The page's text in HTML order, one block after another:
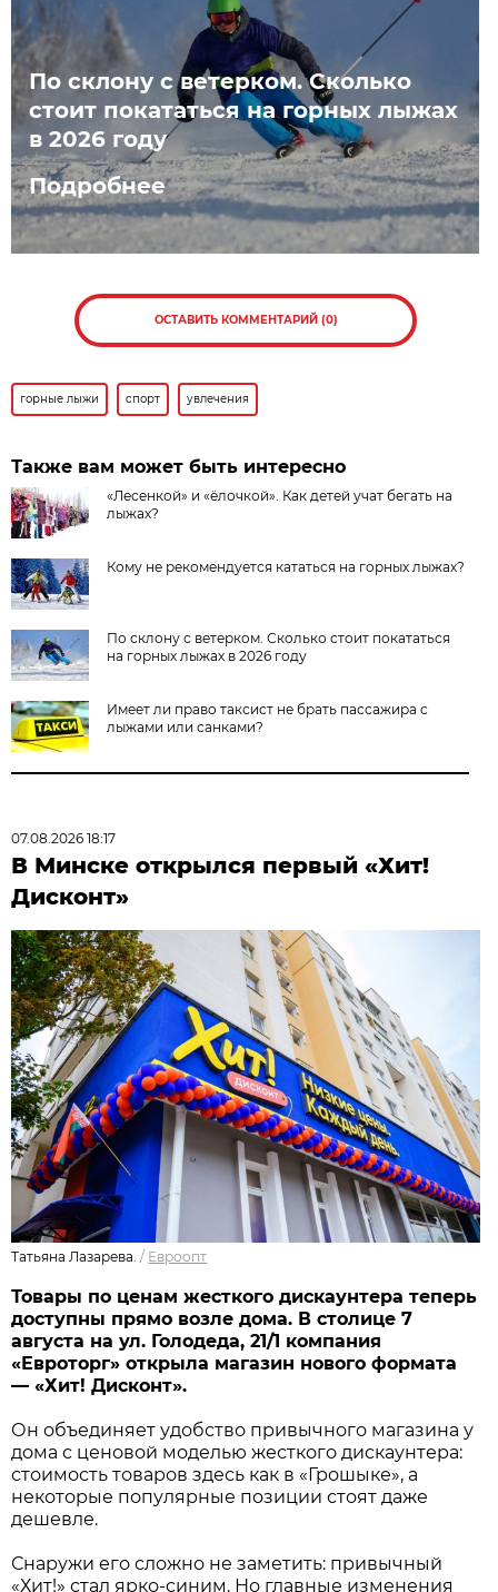
По склону с ветерком. Сколько
стоит покататься на горных лыжах
в 2026 году
Подробнее
ОСТАВИТЬ КОММЕНТАРИЙ (0)
горные лыжи спорт увлечения
Также вам может быть интересно
«Лесенкой» и «ёлочкой». Как детей учат бегать на
лыжах?
Кому не рекомендуется кататься на горных лыжах?
По склону с ветерком. Сколько стоит покататься
на горных лыжах в 2026 году
Имеет ли право таксист не брать пассажира с
лыжами или санками?
07.08.2026 18:17
В Минске открылся первый «Хит!
Дисконт»
Татьяна Лазарева. / Евроопт
Товары по ценам жесткого дискаунтера теперь
доступны прямо возле дома. В столице 7
августа на ул. Голодеда, 21/1 компания
«Евроторг» открыла магазин нового формата
— «Хит! Дисконт».
Он объединяет удобство привычного магазина у
дома с ценовой моделью жесткого дискаунтера:
стоимость товаров здесь как в «Грошыке», а
некоторые популярные позиции стоят даже
дешевле.
Снаружи его сложно не заметить: привычный
«Хит!» стал ярко-синим. Но главные изменения